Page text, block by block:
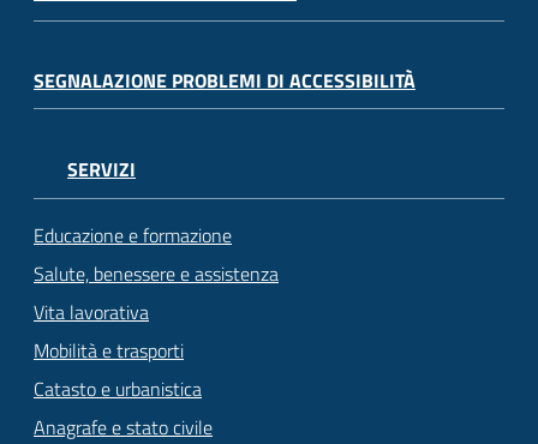
SEGNALAZIONE PROBLEMI DI ACCESSIBILITÀ
SERVIZI
Educazione e formazione
Salute, benessere e assistenza
Vita lavorativa
Mobilità e trasporti
Catasto e urbanistica
Anagrafe e stato civile